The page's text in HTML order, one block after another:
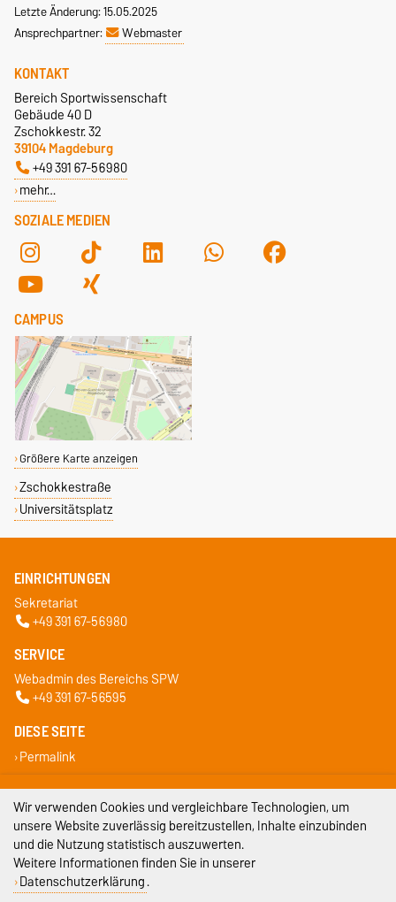
Letzte Änderung: 15.05.2025
Ansprechpartner:
Webmaster
SOZIALE MEDIEN
KONTAKT
Bereich Sportwissenschaft
Gebäude 40 D
Zschokkestr. 32
39104 Magdeburg
+49 391 67-56980
mehr…
CAMPUS
Größere Karte anzeigen
Zschokkestraße
Universitätsplatz
EINRICHTUNGEN
Sekretariat
+49 391 67-56980
SERVICE
Webadmin des Bereichs SPW
+49 391 67-56595
DIESE SEITE
Permalink
Impressum
Datenschutz
Barrierefreiheit
Wir verwenden Cookies und vergleichbare Technologien, um
unsere Website zuverlässig bereitzustellen, Inhalte einzubinden
und die Nutzung statistisch auszuwerten.
Weitere Informationen finden Sie in unserer
Datenschutzerklärung.